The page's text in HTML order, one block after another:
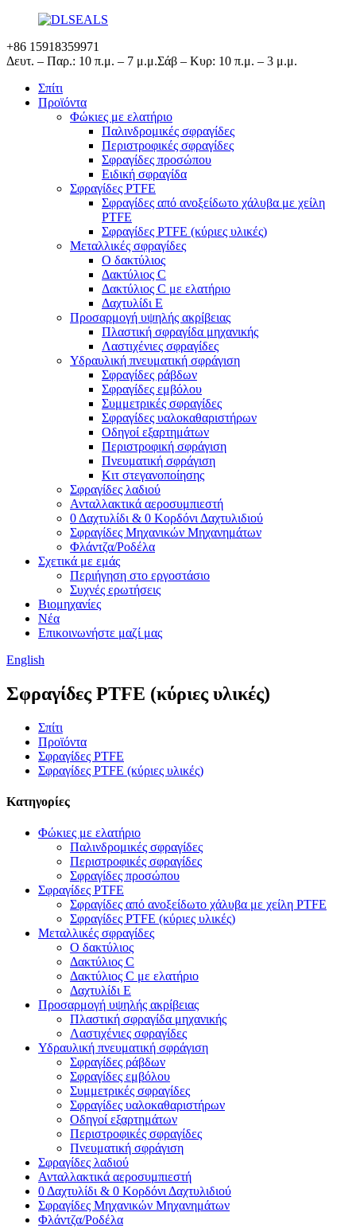
+86 15918359971
Δευτ. – Παρ.: 10 π.μ. – 7 μ.μ.Σάβ – Κυρ: 10 π.μ. – 3 μ.μ.
Σπίτι
Προϊόντα
Φώκιες με ελατήριο
Παλινδρομικές σφραγίδες
Περιστροφικές σφραγίδες
Σφραγίδες προσώπου
Ειδική σφραγίδα
Σφραγίδες PTFE
Σφραγίδες από ανοξείδωτο χάλυβα με χείλη
PTFE
Σφραγίδες PTFE (κύριες υλικές)
Μεταλλικές σφραγίδες
Ο δακτύλιος
Δακτύλιος C
Δακτύλιος C με ελατήριο
Δαχτυλίδι Ε
Προσαρμογή υψηλής ακρίβειας
Πλαστική σφραγίδα μηχανικής
Λαστιχένιες σφραγίδες
Υδραυλική πνευματική σφράγιση
Σφραγίδες ράβδων
Σφραγίδες εμβόλου
Συμμετρικές σφραγίδες
Σφραγίδες υαλοκαθαριστήρων
Οδηγοί εξαρτημάτων
Περιστροφική σφράγιση
Πνευματική σφράγιση
Κιτ στεγανοποίησης
Σφραγίδες λαδιού
Ανταλλακτικά αεροσυμπιεστή
0 Δαχτυλίδι & 0 Κορδόνι Δαχτυλιδιού
Σφραγίδες Μηχανικών Μηχανημάτων
Φλάντζα/Ροδέλα
Σχετικά με εμάς
Περιήγηση στο εργοστάσιο
Συχνές ερωτήσεις
Βιομηχανίες
Νέα
Επικοινωνήστε μαζί μας
English
Σφραγίδες PTFE (κύριες υλικές)
Σπίτι
Προϊόντα
Σφραγίδες PTFE
Σφραγίδες PTFE (κύριες υλικές)
Κατηγορίες
Φώκιες με ελατήριο
Παλινδρομικές σφραγίδες
Περιστροφικές σφραγίδες
Σφραγίδες προσώπου
Σφραγίδες PTFE
Σφραγίδες από ανοξείδωτο χάλυβα με χείλη PTFE
Σφραγίδες PTFE (κύριες υλικές)
Μεταλλικές σφραγίδες
Ο δακτύλιος
Δακτύλιος C
Δακτύλιος C με ελατήριο
Δαχτυλίδι Ε
Προσαρμογή υψηλής ακρίβειας
Πλαστική σφραγίδα μηχανικής
Λαστιχένιες σφραγίδες
Υδραυλική πνευματική σφράγιση
Σφραγίδες ράβδων
Σφραγίδες εμβόλου
Συμμετρικές σφραγίδες
Σφραγίδες υαλοκαθαριστήρων
Οδηγοί εξαρτημάτων
Περιστροφικές σφραγίδες
Πνευματική σφράγιση
Σφραγίδες λαδιού
Ανταλλακτικά αεροσυμπιεστή
0 Δαχτυλίδι & 0 Κορδόνι Δαχτυλιδιού
Σφραγίδες Μηχανικών Μηχανημάτων
Φλάντζα/Ροδέλα